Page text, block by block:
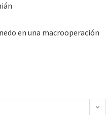
en una macrooperación